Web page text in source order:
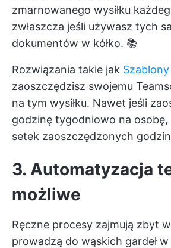
zmarnowanego wysiłku
zwłaszcza jeśli używasz tych
dokumentów w kółko. 📚
Rozwiązania takie jak
zaoszczędzisz swojemu
na tym wysiłku. Nawet jeśli
godzinę tygodniowo na osobę,
setek zaoszczędzonych godzin
3. Automatyzacja
możliwe
Ręczne procesy zajmują zbyt
prowadzą do wąskich gardeł